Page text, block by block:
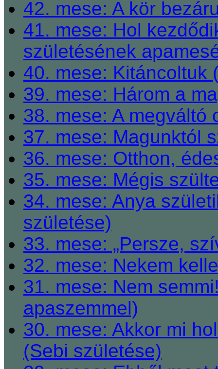
42. mese: A kör
41. mese: Hol
születésének
40. mese: Kitáncoltuk
39. mese: Három a
38. mese: A megváltó
37. mese: Magunktól
36. mese: Otthon,
35. mese: Mégis
34. mese: Anya
születése)
33. mese: „Persze,
32. mese: Nekem
31. mese: Nem
apaszemmel)
30. mese: Akkor mi
(Sebi születése)